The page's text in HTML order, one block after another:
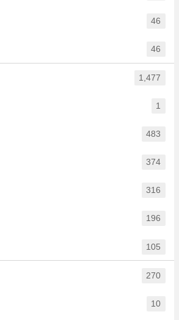
46
46
1,477
1
483
374
316
196
105
270
10